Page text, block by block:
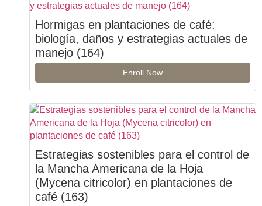
Hormigas en plantaciones de café:
biología, daños y estrategias actuales de
manejo (164)
Enroll Now
Estrategias sostenibles para el control de
la Mancha Americana de la Hoja
(Mycena citricolor) en plantaciones de
café (163)